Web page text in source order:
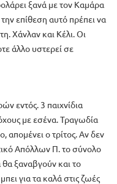
ξανά με τον Καμάρα
την επίθεση αυτό πρέπει να
Χάνλαν και Κέλι. Οι
άλλο υστερεί σε
εντός. 3 παιχνίδια
με εσένα. Τραγωδία
απομένει ο τρίτος. Αν δεν
Απόλλων Π. το σύνολο
θα ξαναβγούν και το
για τα καλά στις ζωές